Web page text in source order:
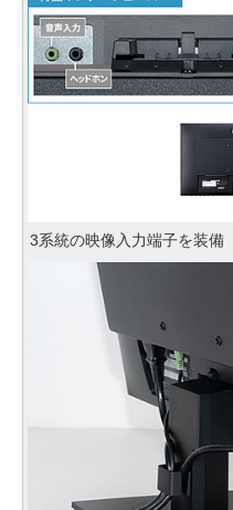
3系統の映像入力端子を装備